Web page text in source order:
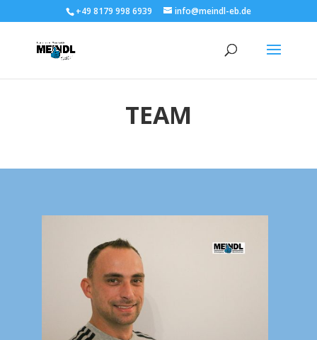
+49 8179 998 6939 info@meindl-eb.de
TEAM